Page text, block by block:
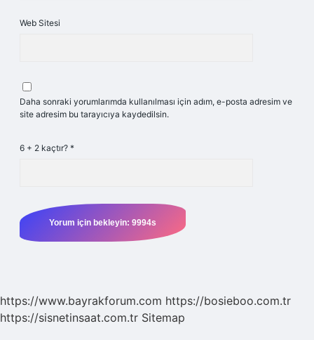
Web Sitesi
Daha sonraki yorumlarımda kullanılması için adım, e-posta adresim ve
site adresim bu tarayıcıya kaydedilsin.
6 + 2 kaçtır? *
https://www.bayrakforum.com https://bosieboo.com.tr
https://sisnetinsaat.com.tr Sitemap